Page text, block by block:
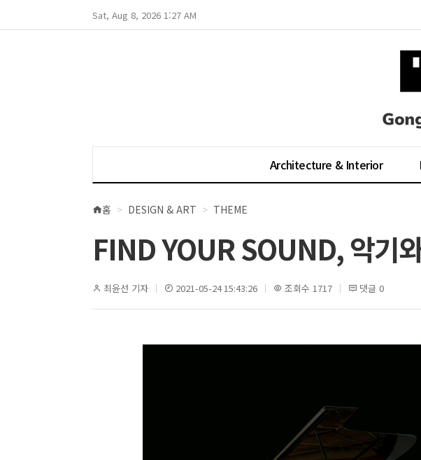
Sat, Aug 8, 2026 1:27 AM
Architecture & Interior
현
위
치
홈 DESIGN & ART THEME
FIND YOUR SOUND, 악기
최윤선 기자 2021-05-24 15:43:26 조회수 1717 댓글 0